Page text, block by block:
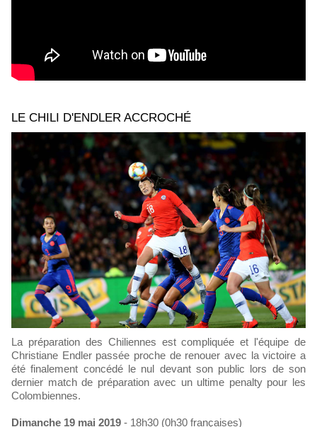
LE CHILI D'ENDLER ACCROCHÉ
La préparation des Chiliennes est compliquée et l'équipe de
Christiane Endler passée proche de renouer avec la victoire a
été finalement concédé le nul devant son public lors de son
dernier match de préparation avec un ultime penalty pour les
Colombiennes.
Dimanche 19 mai 2019 - 18h30 (0h30 françaises)